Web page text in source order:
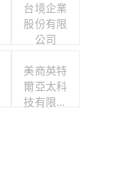
台境企業
股份有限
公司
美商英特
爾亞太科
技有限公